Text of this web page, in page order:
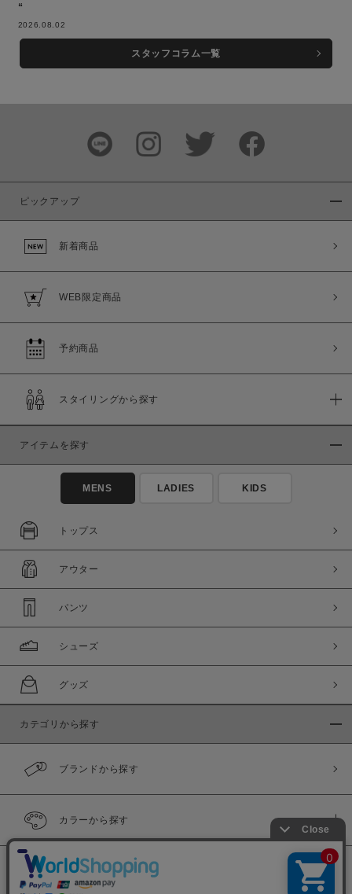
“
2026.08.02
スタッフコラム一覧
ピックアップ
新着商品
WEB限定商品
予約商品
スタイリングから探す
アイテムを探す
MENS LADIES KIDS
トップス
アウター
パンツ
シューズ
グッズ
カテゴリから探す
ブランドから探す
カラーから探す
履き比べ可能商品